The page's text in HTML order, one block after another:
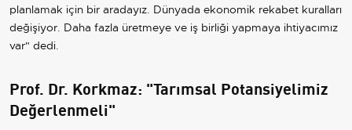
planlamak için bir aradayız. Dünyada ekonomik rekabet kuralları
değişiyor. Daha fazla üretmeye ve iş birliği yapmaya ihtiyacımız
var" dedi.
Prof. Dr. Korkmaz: "Tarımsal Potansiyelimiz
Değerlenmeli"